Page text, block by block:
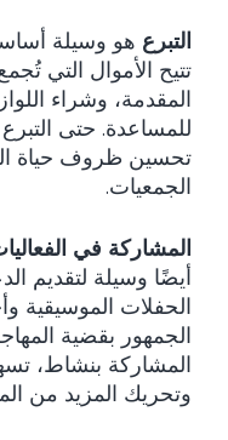
التبرع هو وسيلة
تتيح الأموال التي
المقدمة، وشراء
للمساعدة. حتى
تحسين ظروف حياة
الجمعيات.
المشاركة في
أيضًا وسيلة لتقديم
الحفلات الموسيقية
الجمهور بقضية
المشاركة بنشاط،
وتحريك المزيد من